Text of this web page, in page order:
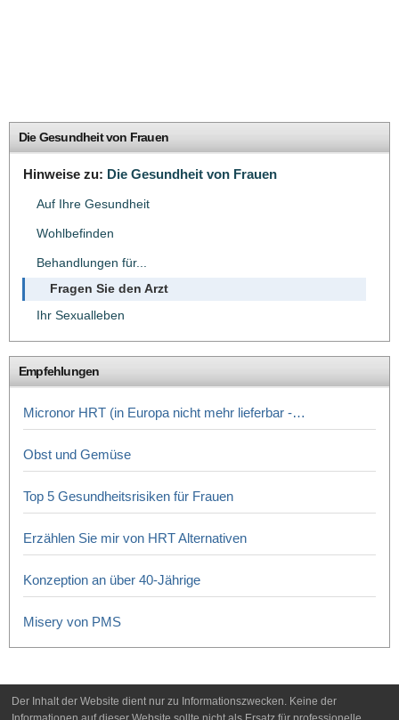
Die Gesundheit von Frauen
Hinweise zu: Die Gesundheit von Frauen
Auf Ihre Gesundheit
Wohlbefinden
Behandlungen für...
Fragen Sie den Arzt
Ihr Sexualleben
Empfehlungen
Micronor HRT (in Europa nicht mehr lieferbar -…
Obst und Gemüse
Top 5 Gesundheitsrisiken für Frauen
Erzählen Sie mir von HRT Alternativen
Konzeption an über 40-Jährige
Misery von PMS
Der Inhalt der Website dient nur zu Informationszwecken. Keine der